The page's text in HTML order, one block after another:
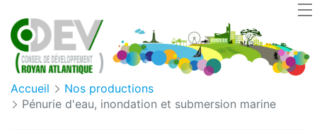
Accueil
Nos productions
Pénurie d'eau, inondation et submersion marine